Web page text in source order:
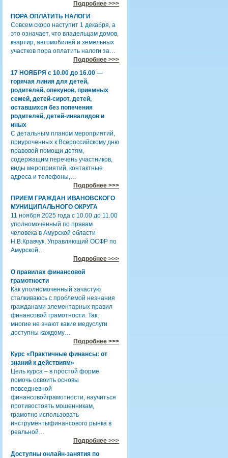
Подробнее >>>
ПОРА ОПЛАТИТЬ НАЛОГИ
Совсем скоро наступит 1 декабря, а
это означает, что владельцам домов,
квартир, автомобилей и земельных
участков пора оплатить налоги за…
Подробнее >>>
17 НОЯБРЯ с 10.00 до 16.00 —
горячая линия для детей,
родителей, опекунов, приемных
семей, детей-сирот, детей,
оставшихся без попечения
родителей, детей-инвалидов и
иных
С детальным планом мероприятий,
приуроченных к Всероссийскому дню
правовой помощи детям,
содержащим перечень участников,
виды мероприятий, контактные
адреса и телефоны,…
Подробнее >>>
ПРИЕМ ГРАЖДАН ИВАНОВСКОГО
МУНИЦИПАЛЬНОГО ОКРУГА
11 ноября 2025 года с 10.00 до 11.00
уполномоченный по правам
человека в Амурской области
Н.В.Кравчук, Управляющий ОСФР по
Амурской…
Подробнее >>>
О правилах финансовой
грамотности
Как уполномоченный зачастую
сталкиваюсь с проблемой незнания
гражданами элементарных правил
финансовой грамотности. Так,
многие не знают какие медуслуги
доступны каждому…
Подробнее >>>
Курс «Практичные финансы: от
знаний к действиям»
Цель курса – в простой форме
помочь освоить основы
повседневной
финансовойграмотности, научиться
противостоять мошенникам,
грамотно использовать
инструментыфинансового рынка в
реальной…
Подробнее >>>
Доступны онлайн-занятия по